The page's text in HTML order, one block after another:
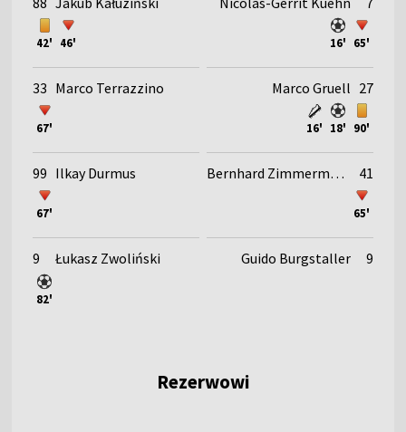
42' 46'
33 Marco Terrazzino
67'
99 Ilkay Durmus
67'
9 Łukasz Zwoliński
82'
16' 65'
16' 18' 90'
Marco Gruell 27
65'
Bernhard Zimmermann 41
Guido Burgstaller 9
Rezerwowi